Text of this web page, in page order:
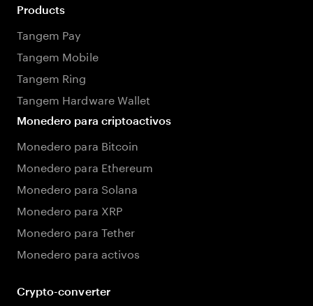
Products
Tangem Pay
Tangem Mobile
Tangem Ring
Tangem Hardware Wallet
Monedero para criptoactivos
Monedero para Bitcoin
Monedero para Ethereum
Monedero para Solana
Monedero para XRP
Monedero para Tether
Monedero para activos
Crypto-converter